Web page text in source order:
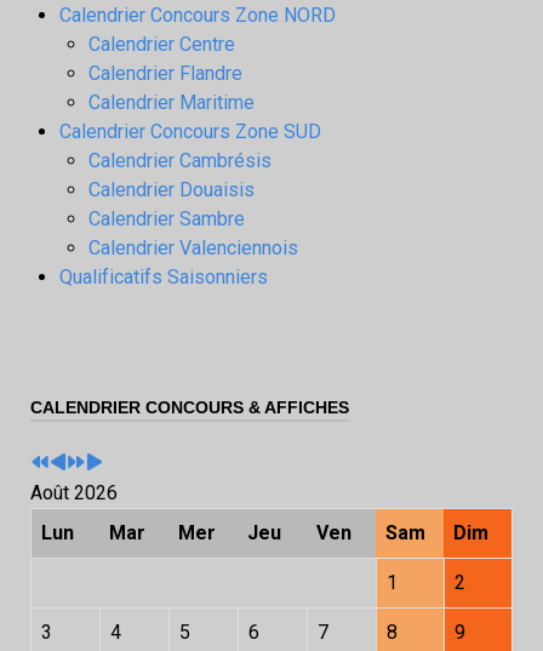
Calendrier Concours Zone NORD
Calendrier Centre
Calendrier Flandre
Calendrier Maritime
Calendrier Concours Zone SUD
Calendrier Cambrésis
Calendrier Douaisis
Calendrier Sambre
Calendrier Valenciennois
Qualificatifs Saisonniers
CALENDRIER CONCOURS & AFFICHES
Août 2026
Lun
Mar Mer Jeu Ven Sam Dim
1 2
3 4 5 6 7 8 9